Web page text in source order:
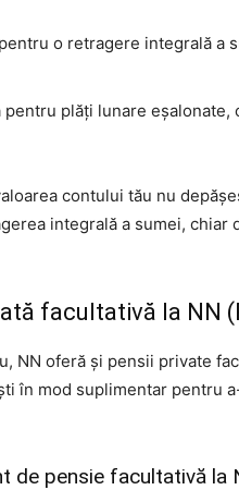
o retragere integrală a
pentru plăți lunare
contului tău nu
integrală a sumei, chiar
facultativă la NN
NN oferă și pensii private
în mod suplimentar pentru
de pensie facultativă la